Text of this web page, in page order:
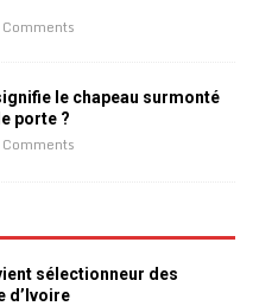
Comments
le chapeau surmonté
porte ?
Comments
sélectionneur des
d’Ivoire